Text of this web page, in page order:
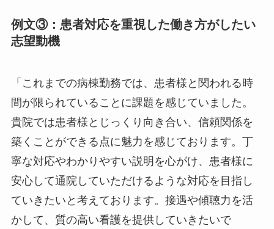
例文③：患者対応を重視した働き方がしたい
志望動機
「これまでの病棟勤務では、患者様と関われる時
間が限られていることに課題を感じていました。
貴院では患者様とじっくり向き合い、信頼関係を
築くことができる点に魅力を感じております。丁
寧な対応やわかりやすい説明を心がけ、患者様に
安心して通院していただけるような対応を目指し
ていきたいと考えております。接遇や傾聴力を活
かして、質の高い看護を提供していきたいで